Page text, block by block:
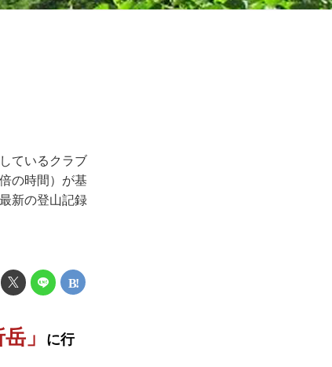
ているクラブ
の時間）が基
新の登山記録
」
に行